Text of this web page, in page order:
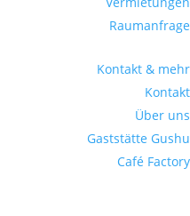
Raumanfrage
Kontakt & mehr
Kontakt
Über uns
Gaststätte Gushu
Café Factory